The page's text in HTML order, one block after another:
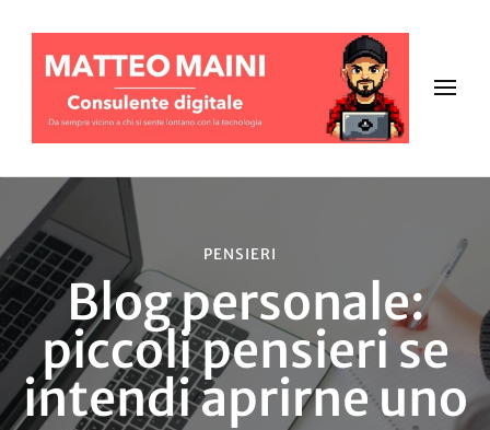
PENSIERI
Blog personale:
piccoli pensieri se
intendi aprirne uno